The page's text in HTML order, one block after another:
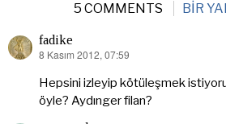
5 COMMENTS BIR
fadike
dedi
8 Kasım 2012, 07:59
Hepsini izleyip kötüleşmek
öyle? Aydınger filan?